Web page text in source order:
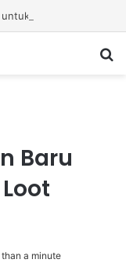
Baru
than a minute